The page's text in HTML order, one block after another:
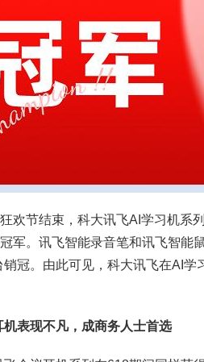
节结束，科大讯飞AI学习机系
军。讯飞智能录音笔和讯飞智能
冠。由此可见，科大讯飞在AI
机表现不凡，成商务人士首选